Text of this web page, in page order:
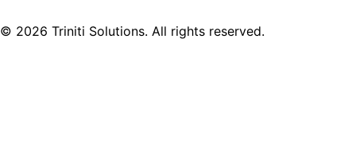
© 2026 Triniti Solutions. All rights reserved.